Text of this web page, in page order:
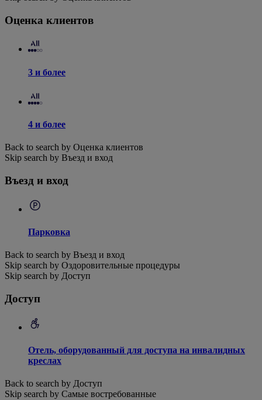
Оценка клиентов
3 и более
4 и более
Back to search by Оценка клиентов
Skip search by Въезд и вход
Въезд и вход
Парковка
Back to search by Въезд и вход
Skip search by Оздоровительные процедуры
Skip search by Доступ
Доступ
Отель, оборудованный для доступа на инвалидных
креслах
Back to search by Доступ
Skip search by Самые востребованные